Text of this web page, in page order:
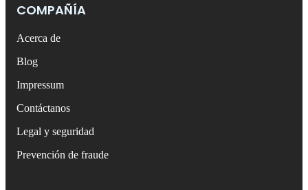
COMPAÑÍA
Acerca de
Blog
Impressum
Contáctanos
Legal y seguridad
Prevención de fraude